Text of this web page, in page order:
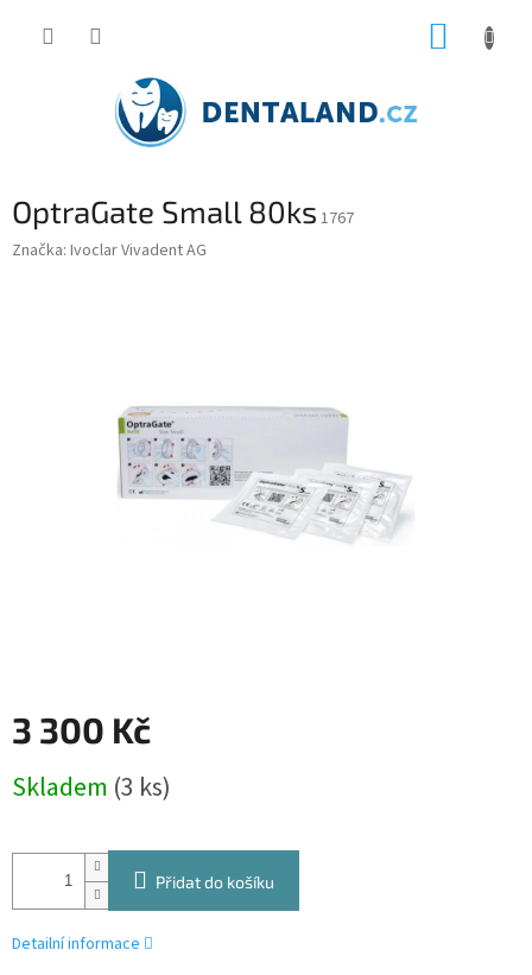
OptraGate Small 80ks 1767
Značka: Ivoclar Vivadent AG
3 300 Kč
cena:
Skladem (3 ks)
Přidat do košíku
Detailní informace